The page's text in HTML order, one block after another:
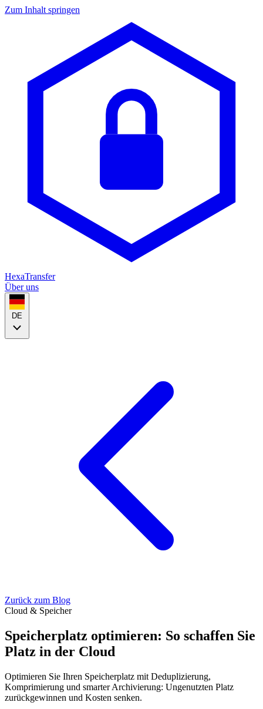
Zum Inhalt springen
HexaTransfer
Über uns
DE
Zurück zum Blog
Cloud & Speicher
Speicherplatz optimieren: So schaffen Sie
Platz in der Cloud
Optimieren Sie Ihren Speicherplatz mit Deduplizierung,
Komprimierung und smarter Archivierung: Ungenutzten Platz
zurückgewinnen und Kosten senken.